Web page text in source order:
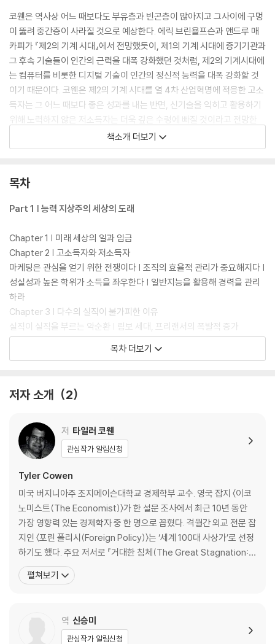
코웬은 역사상 어느 때보다도 부유층과 빈곤층이 많아지고 그사이에 구멍
이 뚫려 중간층이 사라질 것으로 예상한다. 에릭 브린욜프슨과 앤드루 매
카피가 『제2의 기계 시대』에서 전망했듯이, 제1의 기계 시대에 증기기관과
그 후속 기술들이 인간의 근력을 대폭 강화했던 것처럼, 제2의 기계시대에
는 컴퓨터를 비롯한 디지털 기술이 인간의 정신적 능력을 대폭 강화할 것
이기 때문이다. 코웬은 제2의 기계 시대를 열 4차 산업혁명에 적응한 고소
득자는 그 어느 때보다 좋은 성과를 내는 반면, 신기술을 익히고 활용하기
위해 노력하지 않은 저소득자는 더욱 깊은 수렁에 빠질 것이라고 전망한
국이 더블딥 경기침체에 빠질 것이며 세계 경제를 부양시키는 역할을 못할
밝혀졌다. 이번에도 코웬은 신뢰할 만한 전망을 내놓는다. 근거 없는 낙관
린다. 그의 예리한 전망과 대안에 주목하자. 기업이든 개인이든 거대한 침
체에서 빠져나와 4차 산업혁명의 파고를 넘어설 최선의 길을 발견할 수 있
을 것이다.
책소개 더보기
목차
Part 1 | 능력 지상주의 세상의 도래
Chapter 1 | 미래 세상의 일과 임금
Chapter 2 | 고소득자와 저소득자
마케팅은 관심을 얻기 위한 전쟁이다 | 조직의 효율적 관리가 중요해지다 |
성실성과 높은 학위가 소득을 좌우한다 | 일반지능을 활용해 경력을 관리
하라
Chapter 3 | 다수의 실직이 불가피한 이유
실직이 실직을 부르는 악순환 | 림보 세대, 프리랜서의 폭발적 증가
Part 2 | 게임이 알려주는 미래 지형도
기계 vs. 기계의 경기 | 기계와 협력하라
기계를 ‘우리’로 여겨라 | 자유형의 달인이 되어라 | 자유형 효과를 높여야
가치가 커진다
Chapter 6 | 인간의 직관력과 의사결정
직관에 의지한 의사결정 | 사람은 배우고 실력을 향상시킨다 | 직관력의 미
Chapter 7 | 명암이 공존하는 과도기적 미래
디지털과 물리적 환경의 격차 | 기계가 사람을 평가하는 세상 | 책임감과
도덕성의 문제
Chapter 8 | 튜링 게임은 중요하지 않다
색 능력을 얻다 | 기계와 사람은 제자리가 다르다
Chapter 9 | 노동시장의 새로운 지형도
목차 더보기
저자 소개 2
저 타일러 코웬
관심작가 알림신청
Tyler Cowen
미국 버지니아주 조지메이슨대학교 경제학부 교수. 영국 잡지 〈이코
노미스트(The Economist)〉가 한 설문 조사에서 최근 10년 동안
가장 영향력 있는 경제학자 중 한 명으로 꼽혔다. 격월간 외교 전문 잡
지인 〈포린 폴리시(Foreign Policy)〉는 ‘세계 100대 사상가’로 선정
하기도 했다. 주요 저서로 『거대한 침체(The Great Stagnation: H
ow America Ate All the Low-Hanging Fruit of Modern Hist
ory, Got Sick, and Will(Eventually) Feel Better)』 『4차 산업
펼쳐보기
역 신승미
관심작가 알림신청